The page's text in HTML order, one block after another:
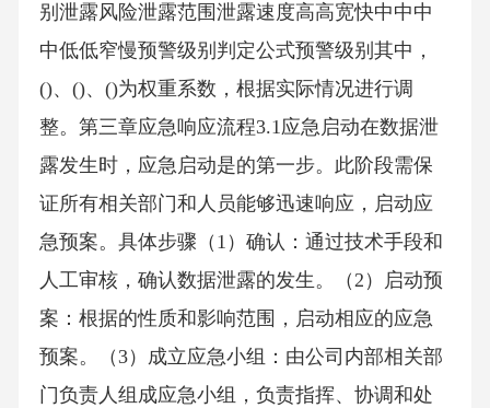
别泄露风险泄露范围泄露速度高高宽快中中中
中低低窄慢预警级别判定公式预警级别其中，
()、()、()为权重系数，根据实际情况进行调
整。第三章应急响应流程3.1应急启动在数据泄
露发生时，应急启动是的第一步。此阶段需保
证所有相关部门和人员能够迅速响应，启动应
急预案。具体步骤（1）确认：通过技术手段和
人工审核，确认数据泄露的发生。（2）启动预
案：根据的性质和影响范围，启动相应的应急
预案。（3）成立应急小组：由公司内部相关部
门负责人组成应急小组，负责指挥、协调和处